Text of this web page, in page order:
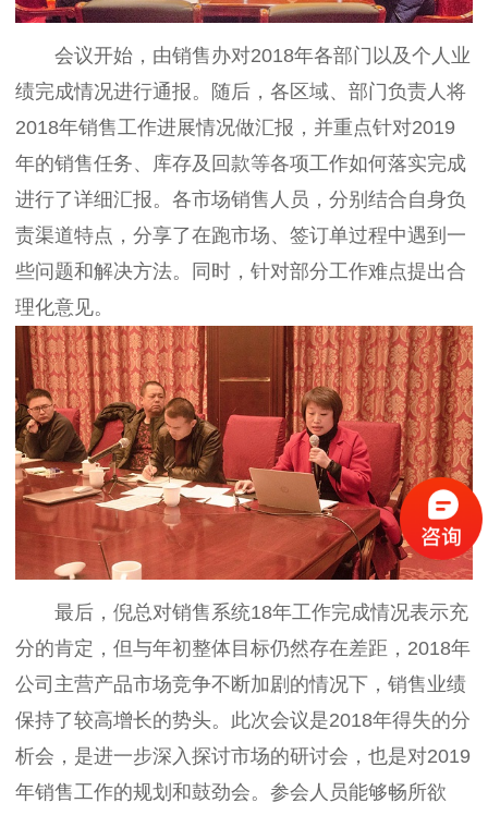
会议开始，由销售办对2018年各部门以及个人业
绩完成情况进行通报。随后，各区域、部门负责人将
2018年销售工作进展情况做汇报，并重点针对2019
年的销售任务、库存及回款等各项工作如何落实完成
进行了详细汇报。各市场销售人员，分别结合自身负
责渠道特点，分享了在跑市场、签订单过程中遇到一
些问题和解决方法。同时，针对部分工作难点提出合
理化意见。
最后，倪总对销售系统18年工作完成情况表示充
分的肯定，但与年初整体目标仍然存在差距， 2018年
公司主营产品市场竞争不断加剧的情况下，销售业绩
保持了较高增长的势头。此次会议是2018年得失的分
析会，是进一步深入探讨市场的研讨会，也是对2019
年销售工作的规划和鼓劲会。参会人员能够畅所欲